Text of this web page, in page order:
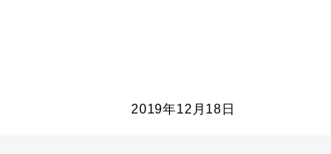
2019年12月18日